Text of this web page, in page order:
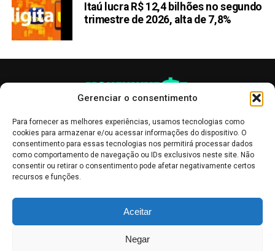
Gerenciar o consentimento
Para fornecer as melhores experiências, usamos tecnologias como
cookies para armazenar e/ou acessar informações do dispositivo. O
consentimento para essas tecnologias nos permitirá processar dados
como comportamento de navegação ou IDs exclusivos neste site. Não
consentir ou retirar o consentimento pode afetar negativamente certos
recursos e funções.
Aceitar
Negar
Itaú lucra R$ 12,4 bilhões no segundo
trimestre de 2026, alta de 7,8%
informativo, servindo como boletins de divulgação, e não devem ser
interpretadas como recomendações de investimento.Leia mais
Bolsa de Valores